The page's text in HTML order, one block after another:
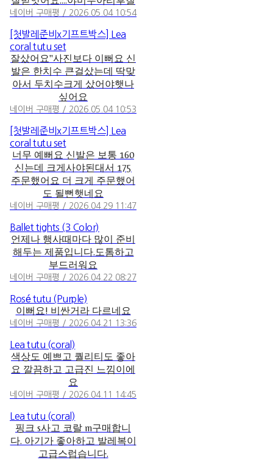
네이버 구매평 / 2026.05.04 10:54
[첫발레준비x기프트박스] Lea
coral tutu set
잘샀어요"사진보다 이뻐요 신
발은 한치수 큰걸샀는데 딱맞
아서 두치수크게 샀어야햇나
싶어요
네이버 구매평 / 2026.05.04 10:53
[첫발레준비x기프트박스] Lea
coral tutu set
너무 예뻐요 신발은 보통 160
신는데 크게사야된대서 175
주문했어요 더 크게 주문했어
도 될뻔햇네요
네이버 구매평 / 2026.04.29 11:47
Ballet tights (3 Color)
언제나 행사때마다 많이 준비
해두는 제품입니다.도톰하고
부드러워요
네이버 구매평 / 2026.04.22 08:27
Rosé tutu (Purple)
이뻐요! 비싼거라 다르네요
네이버 구매평 / 2026.04.21 13:36
Lea tutu (coral)
색상도 예쁘고 퀄리티도 좋아
요 깔끔하고 고급진 느낌이에
요
네이버 구매평 / 2026.04.11 14:45
Lea tutu (coral)
핑크 s사고 코랄 m구매합니
다. 아기가 좋아하고 발레복이
고급스럽습니다.